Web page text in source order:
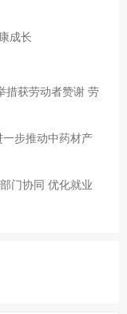
成长
措获劳动者赞谢 劳
步推动中药材产
门协同 优化就业